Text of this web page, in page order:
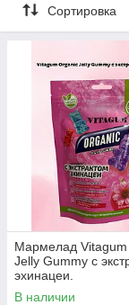
предлагаем
Сортировка
Мармелад
Jelly Gummy с
эхинацеи.
В наличии